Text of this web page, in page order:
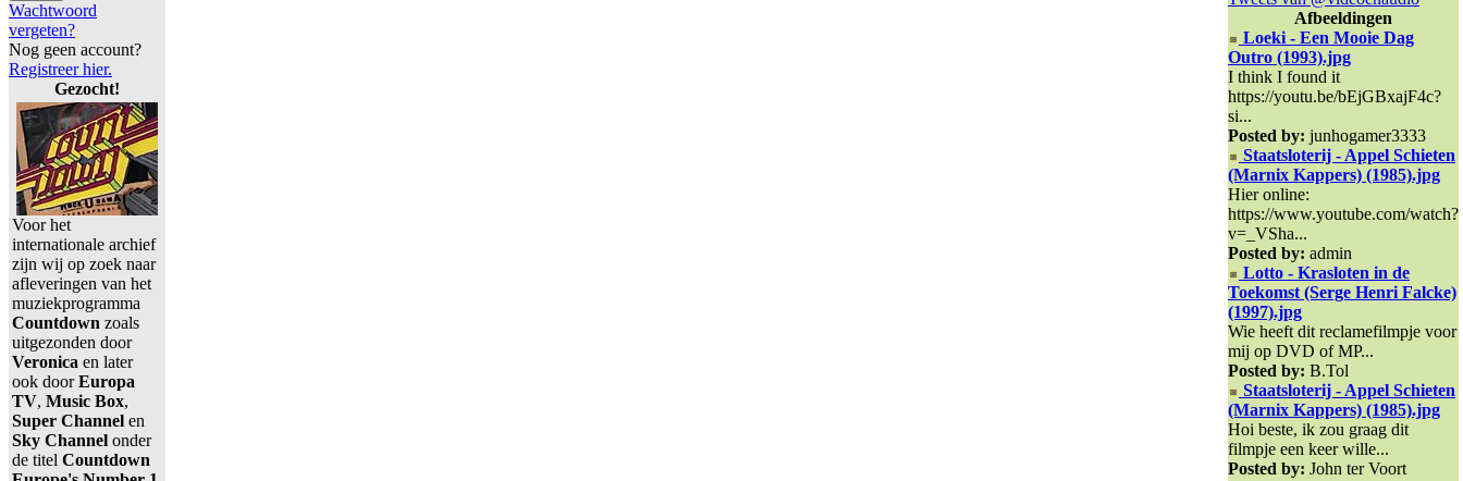
Wachtwoord
vergeten?
Nog geen account?
Registreer hier.
Gezocht!
Voor het
internationale archief
zijn wij op zoek naar
afleveringen van het
muziekprogramma
Countdown zoals
uitgezonden door
Veronica en later
ook doorEuropa
TV, Music Box,
Super Channel en
Sky Channel onder
de titel Countdown
Afbeeldingen
Loeki - Een Mooie Dag
Outro (1993).jpg
I think I found it
https://youtu.be/bEjGBxajF4c?
si...
Posted by: junhogamer3333
Staatsloterij - Appel Schieten
(Marnix Kappers) (1985).jpg
Hier online:
https://www.youtube.com/watch?
v=_VSha...
Posted by: admin
Lotto - Krasloten in de
Toekomst (Serge Henri Falcke)
(1997).jpg
Wie heeft dit reclamefilmpje voor
mij op DVD of MP...
Posted by: B.Tol
Staatsloterij - Appel Schieten
(Marnix Kappers) (1985).jpg
Hoi beste, ik zou graag dit
filmpje een keer wille...
Posted by: John ter Voort